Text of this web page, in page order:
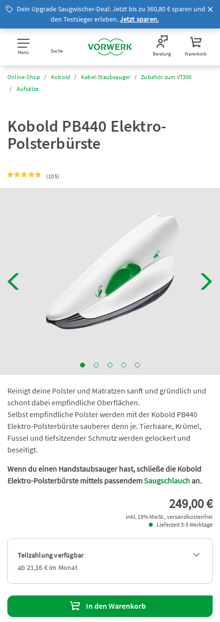
Dein Upgrade Saugwischer-Deal: Jetzt bis zu 360,80 € sparen und
den Testsieger erleben.Jetzt sparen.
Menü Suche Beratung Warenkorb
Online-Shop Kobold Kabel-Staubsauger
Zubehör zum VT300
Aufsätze
Kobold PB440 Elektro-
Polsterbürste
(105)
Reinigt deine Polster und Matratzen sanft und gründlich und
schont dabei empfindliche Oberflächen.
Selbst empfindliche Polster werden mit der Kobold PB440
Elektro-Polsterbürste sauberer denn je. Tierhaare, Krümel,
Fussel und tiefsitzender Schmutz werden gelockert und
beseitigt.
Wenn du einen Handstaubsauger hast, schließe die Kobold
Elektro-Polsterbürste mittels passendemSaugschlauchan.
249,00 €
inkl. 19% MwSt., versandkostenfrei
Lieferzeit 3-5 Werktage
Teilzahlung verfügbar
ab 21,16 € im Monat
In den Warenkorb